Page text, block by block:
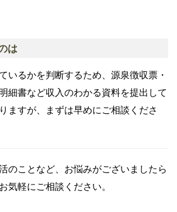
は
いるかを判断するため、源泉徴収票・
細書など収入のわかる資料を提出して
ますが、まずは早めにご相談くださ
のことなど、お悩みがございましたら
気軽にご相談ください。